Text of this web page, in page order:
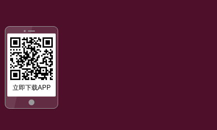
立即下载APP